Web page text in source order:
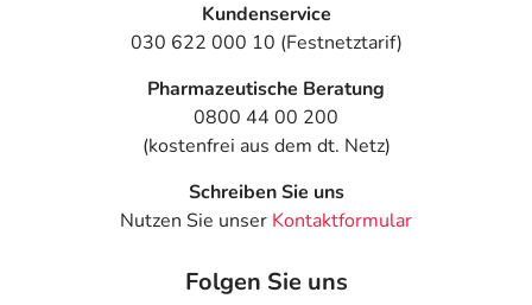
Kundenservice
030 622 000 10 (Festnetztarif)
Pharmazeutische Beratung
0800 44 00 200
(kostenfrei aus dem dt. Netz)
Schreiben Sie uns
Nutzen Sie unser Kontaktformular
Folgen Sie uns